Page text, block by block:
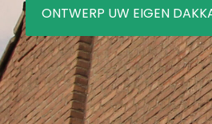
ONTWERP UW EIGEN